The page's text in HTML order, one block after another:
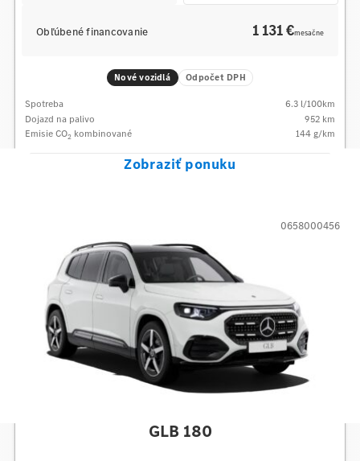
Obľúbené financovanie 1 131 €mesačne
Nové vozidlá Odpočet DPH
Spotreba 6.3 l/100km
Dojazd na palivo
952 km
Emisie CO2 kombinované 144g/km
Zobraziť ponuku
GLB 180
0658000456